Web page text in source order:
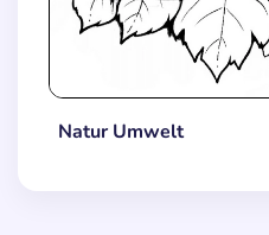
Natur Umwelt